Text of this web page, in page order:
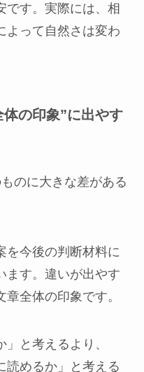
です。実際には、相
よって自然さは変わ
の印象”に出やす
のに大きな差がある
を今後の判断材料に
ます。違いが出やす
全体の印象です。
と考えるより、
読めるか」と考える